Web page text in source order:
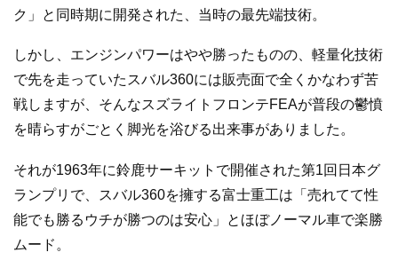
ク」と同時期に開発された、当時の最先端技術。
しかし、エンジンパワーはやや勝ったものの、軽量化技術
で先を走っていたスバル360には販売面で全くかなわず苦
戦しますが、そんなスズライトフロンテFEAが普段の鬱憤
を晴らすがごとく脚光を浴びる出来事がありました。
それが1963年に鈴鹿サーキットで開催された第1回日本グ
ランプリで、スバル360を擁する富士重工は「売れてて性
能でも勝るウチが勝つのは安心」とほぼノーマル車で楽勝
ムード。